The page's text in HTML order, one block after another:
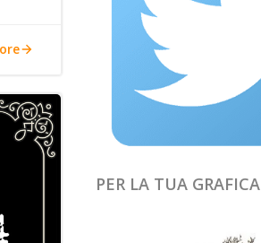
PER LA TUA GRAFICA